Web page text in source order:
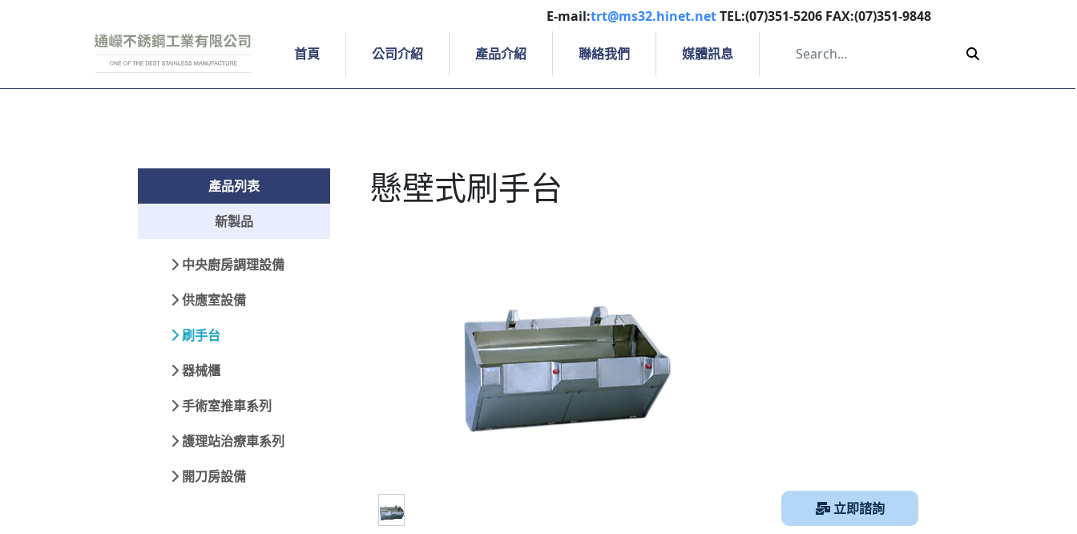
E-mail:trt@ms32.hinet.netTEL:(07)351-5206 FAX:(07)351-9848
首頁 公司介紹 產品介紹 聯絡我們 媒體訊息
產品列表
新製品
中央廚房調理設備
供應室設備
刷手台
器械櫃
手術室推車系列
護理站治療車系列
開刀房設備
懸壁式刷手台
立即諮詢